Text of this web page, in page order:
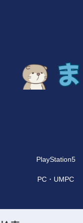
PlayStation5
PC・UMPC